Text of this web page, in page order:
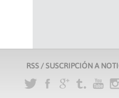
RSS / SUSCRIPCIÓN A